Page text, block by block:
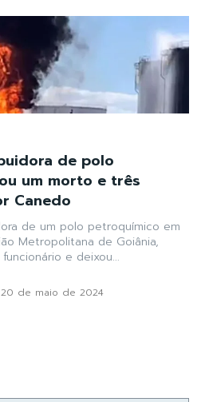
de polo
um morto e três
Canedo
de um polo petroquímico em
Metropolitana de Goiânia,
e deixou...
20 de maio de 2024